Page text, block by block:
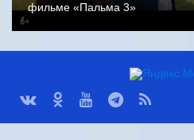
фильме «Пальма 3»